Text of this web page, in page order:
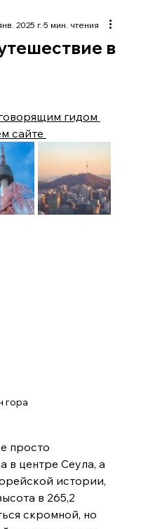
в
2025 г.5 мин. чтения
гидом
сайте
гора
просто
в центре Сеула, а
истории,
в 265,2
скромной, но